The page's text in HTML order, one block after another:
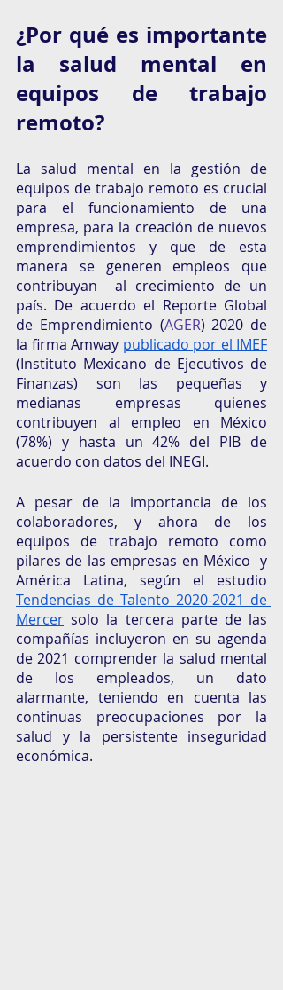
¿Por qué es importante
la salud mental en
equipos de trabajo
remoto?
La salud mental en la gestión de
equipos de trabajo remoto es crucial
para el funcionamiento de una
empresa, para la creación de nuevos
emprendimientos y que de esta
manera se generen empleos que
contribuyan  al crecimiento de un
país. De acuerdo el Reporte Global
de Emprendimiento (AGER) 2020 de
la firma Amway publicado por el IMEF
(Instituto Mexicano de Ejecutivos de
Finanzas) son las pequeñas y
medianas empresas quienes
contribuyen al empleo en México
(78%) y hasta un 42% del PIB de
acuerdo con datos del INEGI.
A pesar de la importancia de los
colaboradores, y ahora de los
equipos de trabajo remoto como
pilares de las empresas en México  y
Tendencias de Talento 2020-2021 de
Mercer solo la tercera parte de las
compañías incluyeron en su agenda
de 2021 comprender la salud mental
de los empleados, un dato
alarmante, teniendo en cuenta las
continuas preocupaciones por la
salud y la persistente inseguridad
económica.